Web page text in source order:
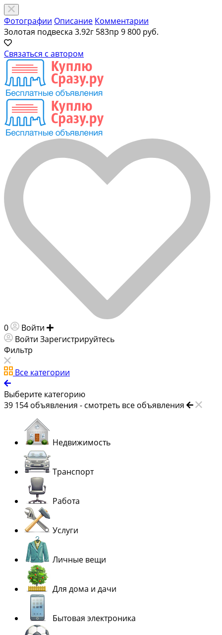
Фотографии Описание Комментарии
Золотая подвеска 3.92г 583пр 9 800 руб.
Связаться с автором
0 Войти
Войти Зарегистрируйтесь
Фильтр
Все категории
Выберите категорию
39 154 объявления - смотреть все объявления
Недвижимость
Транспорт
Работа
Услуги
Личные вещи
Для дома и дачи
Бытовая электроника